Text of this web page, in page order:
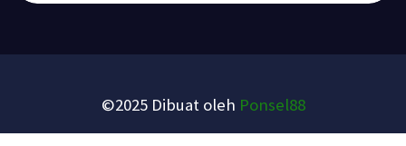
©2025 Dibuat oleh Ponsel88